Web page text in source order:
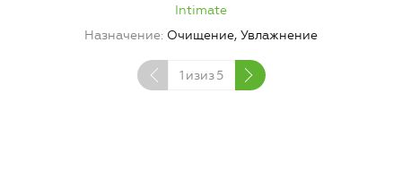
Intimate
Назначение Очищение, Увлажнение
1 изиз 5